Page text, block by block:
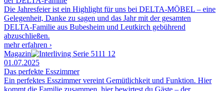
Die Jahresfeier ist ein Highlight für uns bei DELTA-MÖBEL – eine
Gelegenheit, Danke zu sagen und das Jahr mit der gesamten
DELTA-Familie aus Bubesheim und Leutkirch gebührend
abzuschließen.
mehr erfahren ›
Magazin
01.07.2025
Das perfekte Esszimmer
Ein perfektes Esszimmer vereint Gemütlichkeit und Funktion. Hier
kommt die Familie zusammen, hier bewirtest du Gäste – der